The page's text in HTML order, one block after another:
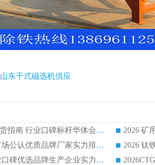
山东干式磁选机供应
2026 矿用永磁滚筒厂家排行榜选购干货指南 行业口碑标杆华体会手机网页版-华体会(中国) 实力出众
2026 钛铁矿平板磁选机选购全攻略 市场公认优质品牌厂家实力排行榜
2026 钛铁矿平板磁选机选购指南 行业口碑优选品牌生产企业实力排行榜